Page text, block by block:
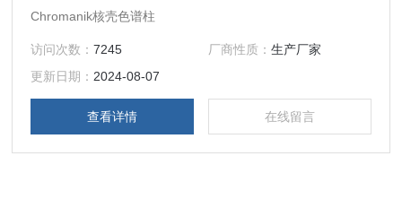
Chromanik核壳色谱柱
访问次数：7245 厂商性质： 生产厂家
更新日期： 2024-08-07
查看详情 在线留言